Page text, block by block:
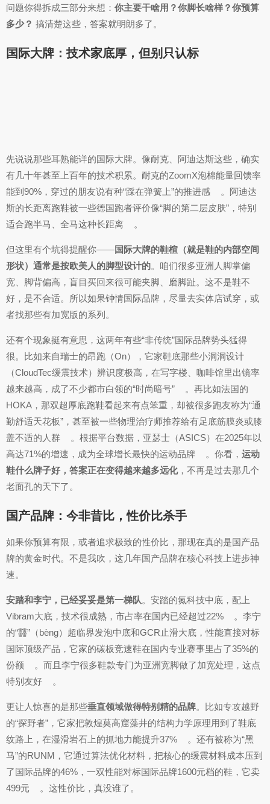
问题你得拆成三部分来想： 你主要干啥用？你脚长啥样？你预算
多少？ 搞清楚这些，答案就明朗多了。
国际大牌：技术家底厚，但别只认标
先说说那些耳熟能详的国际大牌。像耐克、阿迪达斯这些，确实
有几十年甚至上百年的技术积累。耐克的ZoomX泡棉能量回馈率
能到90%，穿过的朋友说有种“踩在弹簧上”的推进感
。阿迪达
斯的长距离跑鞋被一些德国跑者评价像“脚的第二层皮肤”，特别
适合跑半马、全马这种长距离
。
但这里有个坑得提醒你——国际大牌的鞋楦（就是鞋的内部空间
形状）通常是按欧美人的脚型设计的。咱们很多亚洲人脚掌偏
宽、脚背偏高，盲目买回来很可能夹脚、磨脚趾。这不是鞋不
好，是不合适。所以如果钟情国际品牌，尽量去实体店试穿，或
者找那些有加宽版的系列。
还有个现象挺有意思，这两年有些“非传统”国际品牌势头猛得
很。比如来自瑞士的昂跑（On），它家鞋底那些小洞洞设计
（CloudTec缓震技术）辨识度极高，在写字楼、咖啡馆里出镜率
越来越高，成了不少都市白领的“时尚暗号”
。再比如法国的
HOKA，那双超厚底跑鞋看起来有点笨重，却被很多跑友称为“通
勤舒适天花板”，甚至被一些物理治疗师推荐给有足底筋膜炎或膝
盖不适的人群
。根据平台数据，亚瑟士（ASICS）在2025年以
高达71%的增速，成为全球增长最快的运动品牌
。你看，运动
鞋什么牌子好，答案正在变得越来越多远化，不再是过去那几个
老面孔的天下了。
国产品牌：今非昔比，性价比杀手
如果你预算有限，或者追求极致的性价比，那现在真的是国产品
牌的黄金时代。不是我吹，这几年国产品牌在核心科技上进步神
速。
安踏和李宁，已经妥妥是第一梯队。安踏的氮科技中底，配上
Vibram大底，技术很成熟，市占率在国内已经超过22%
。李宁
的“䨻”（bèng）超临界发泡中底和GCR止滑大底，性能直接对标
国际顶级产品，它家的碳板竞速鞋在国内专业赛事里占了35%的
份额
。而且李宁很多鞋款专门为亚洲宽脚做了加宽处理，这点
特别友好
。
更让人惊喜的是那些垂直领域做得特别精的品牌。比如专攻越野
的“探野者”，它家把敦煌莫高窟藻井的结构力学原理用到了鞋底
纹路上，在湿滑岩石上的抓地力能提升37%
。还有被称为“黑
马”的RUNM，它通过算法优化材料，把核心的缓震材料成本压到
了国际品牌的46%，一双性能对标国际品牌1600元档的鞋，它卖
499元
。这性价比，真没谁了。